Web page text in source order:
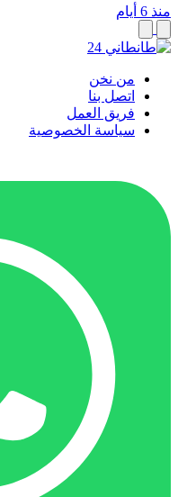
منذ 6 أيام
من نخن
اتصل بنا
فريق العمل
سياسة الخصوصية